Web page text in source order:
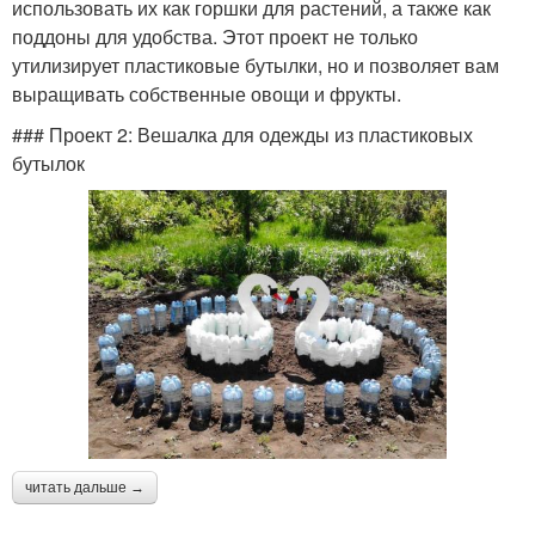
использовать их как горшки для растений, а также как
поддоны для удобства. Этот проект не только
утилизирует пластиковые бутылки, но и позволяет вам
выращивать собственные овощи и фрукты.
### Проект 2: Вешалка для одежды из пластиковых
бутылок
читать дальше →